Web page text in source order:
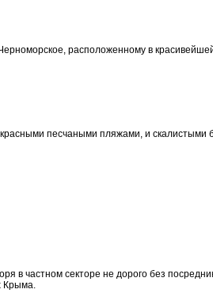
расположенному в
песчаными пляжами, и скалистыми
в частном секторе не дорого без
Крыма.